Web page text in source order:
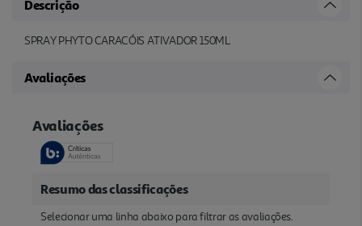
Descrição
SPRAY PHYTO CARACÓIS ATIVADOR 150ML
Avaliações